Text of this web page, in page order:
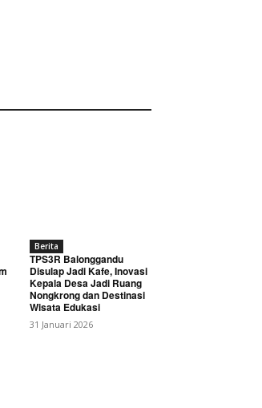
Berita
TPS3R Balonggandu
Disulap Jadi Kafe, Inovasi
Kepala Desa Jadi Ruang
Nongkrong dan Destinasi
Wisata Edukasi
31 Januari 2026